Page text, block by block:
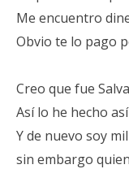
Me encuentro
Obvio te lo pago
Creo que fue
Así lo he hecho
Y de nuevo soy
sin embargo